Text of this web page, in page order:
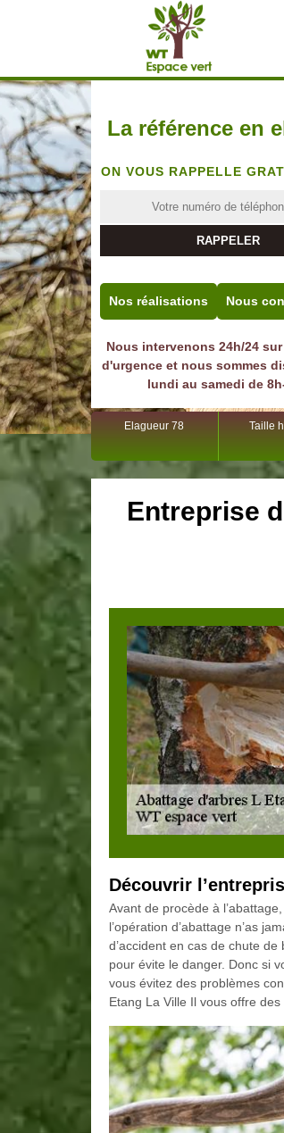
La référence en
ON VOUS RAPPELLE
Nos réalisations Nous
Nous intervenons 24h/24
d'urgence et nous sommes
lundi au samedi de
Elagueur 78 Taille
Entreprise
Découvrir
Avant de procède à
l’opération d’abattage n’as
d’accident en cas de chute
pour évite le danger. Donc si
vous évitez des problèmes
Etang La Ville Il vous offre